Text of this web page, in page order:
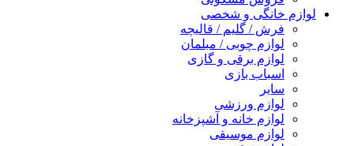
لوازم خانگی و شخصی
فرش / گلیم / قالیچه
لوازم چوبی / مبلمان
لوازم برقی و گازی
اسباب بازی
سایر
لوازم ورزشی
لوازم خانه و آشپزخانه
لوازم موسیقی